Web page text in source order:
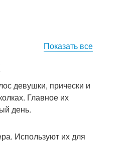
Показать все
девушки, прически и
Главное их
день.
Используют их для